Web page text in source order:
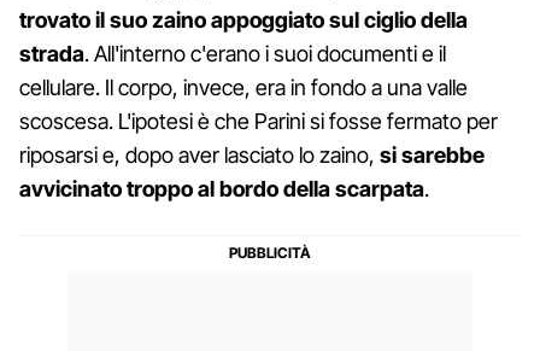
trovato il suo zaino appoggiato sul ciglio della
strada. All'interno c'erano i suoi documenti e il
cellulare. Il corpo, invece, era in fondo a una valle
scoscesa. L'ipotesi è che Parini si fosse fermato per
riposarsi e, dopo aver lasciato lo zaino, si sarebbe
avvicinato troppo al bordo della scarpata.